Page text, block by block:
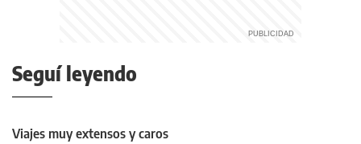
Seguí leyendo
Viajes muy extensos y caros